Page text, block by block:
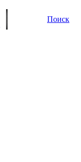
Поиск